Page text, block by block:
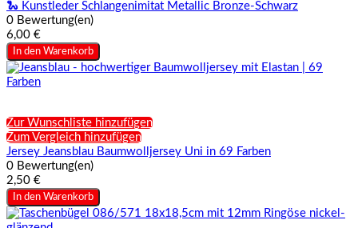
🐍 Kunstleder Schlangenimitat Metallic Bronze-Schwarz
0 Bewertung(en)
6,00 €
In den Warenkorb
Zur Wunschliste hinzufügen
Zum Vergleich hinzufügen
Jersey Jeansblau Baumwolljersey Uni in 69 Farben
0 Bewertung(en)
2,50 €
In den Warenkorb